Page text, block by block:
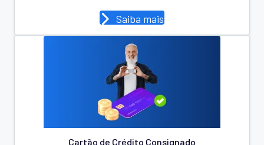
Saiba mais
Cartão de Crédito Consignado